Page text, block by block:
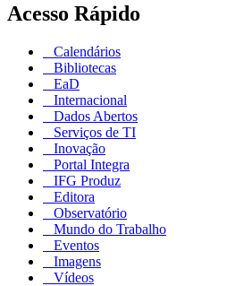
Acesso Rápido
Calendários
Bibliotecas
EaD
Internacional
Dados Abertos
Serviços de TI
Inovação
Portal Integra
IFG Produz
Editora
Observatório
Mundo do Trabalho
Eventos
Imagens
Vídeos